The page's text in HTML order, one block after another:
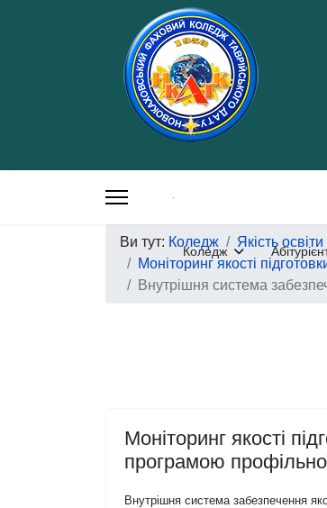
Коледж
Ви тут: Коледж Якість освіти
Моніторинг якості
Внутрішня система
Моніторинг якості
програмою
Внутрішня система забезпечення